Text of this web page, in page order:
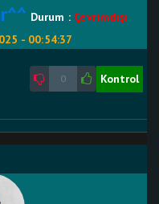
Durum : Çevrimdışı
- 00:54:37
0 Kontrol